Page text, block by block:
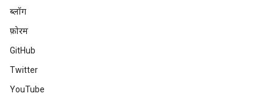
ब्लॉग
फ़ोरम
GitHub
Twitter
YouTube